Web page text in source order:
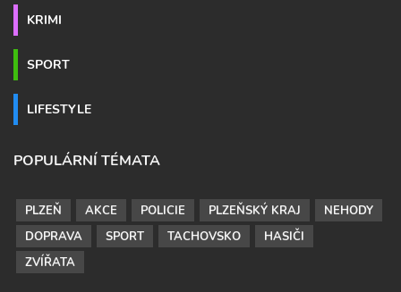
KRIMI
SPORT
LIFESTYLE
POPULÁRNÍ TÉMATA
PLZEŇ AKCE POLICIE PLZEŇSKÝ KRAJ
NEHODY
DOPRAVA
SPORT TACHOVSKO
HASIČI
ZVÍŘATA